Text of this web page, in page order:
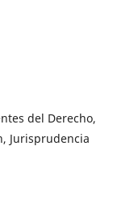
del Derecho,
Jurisprudencia